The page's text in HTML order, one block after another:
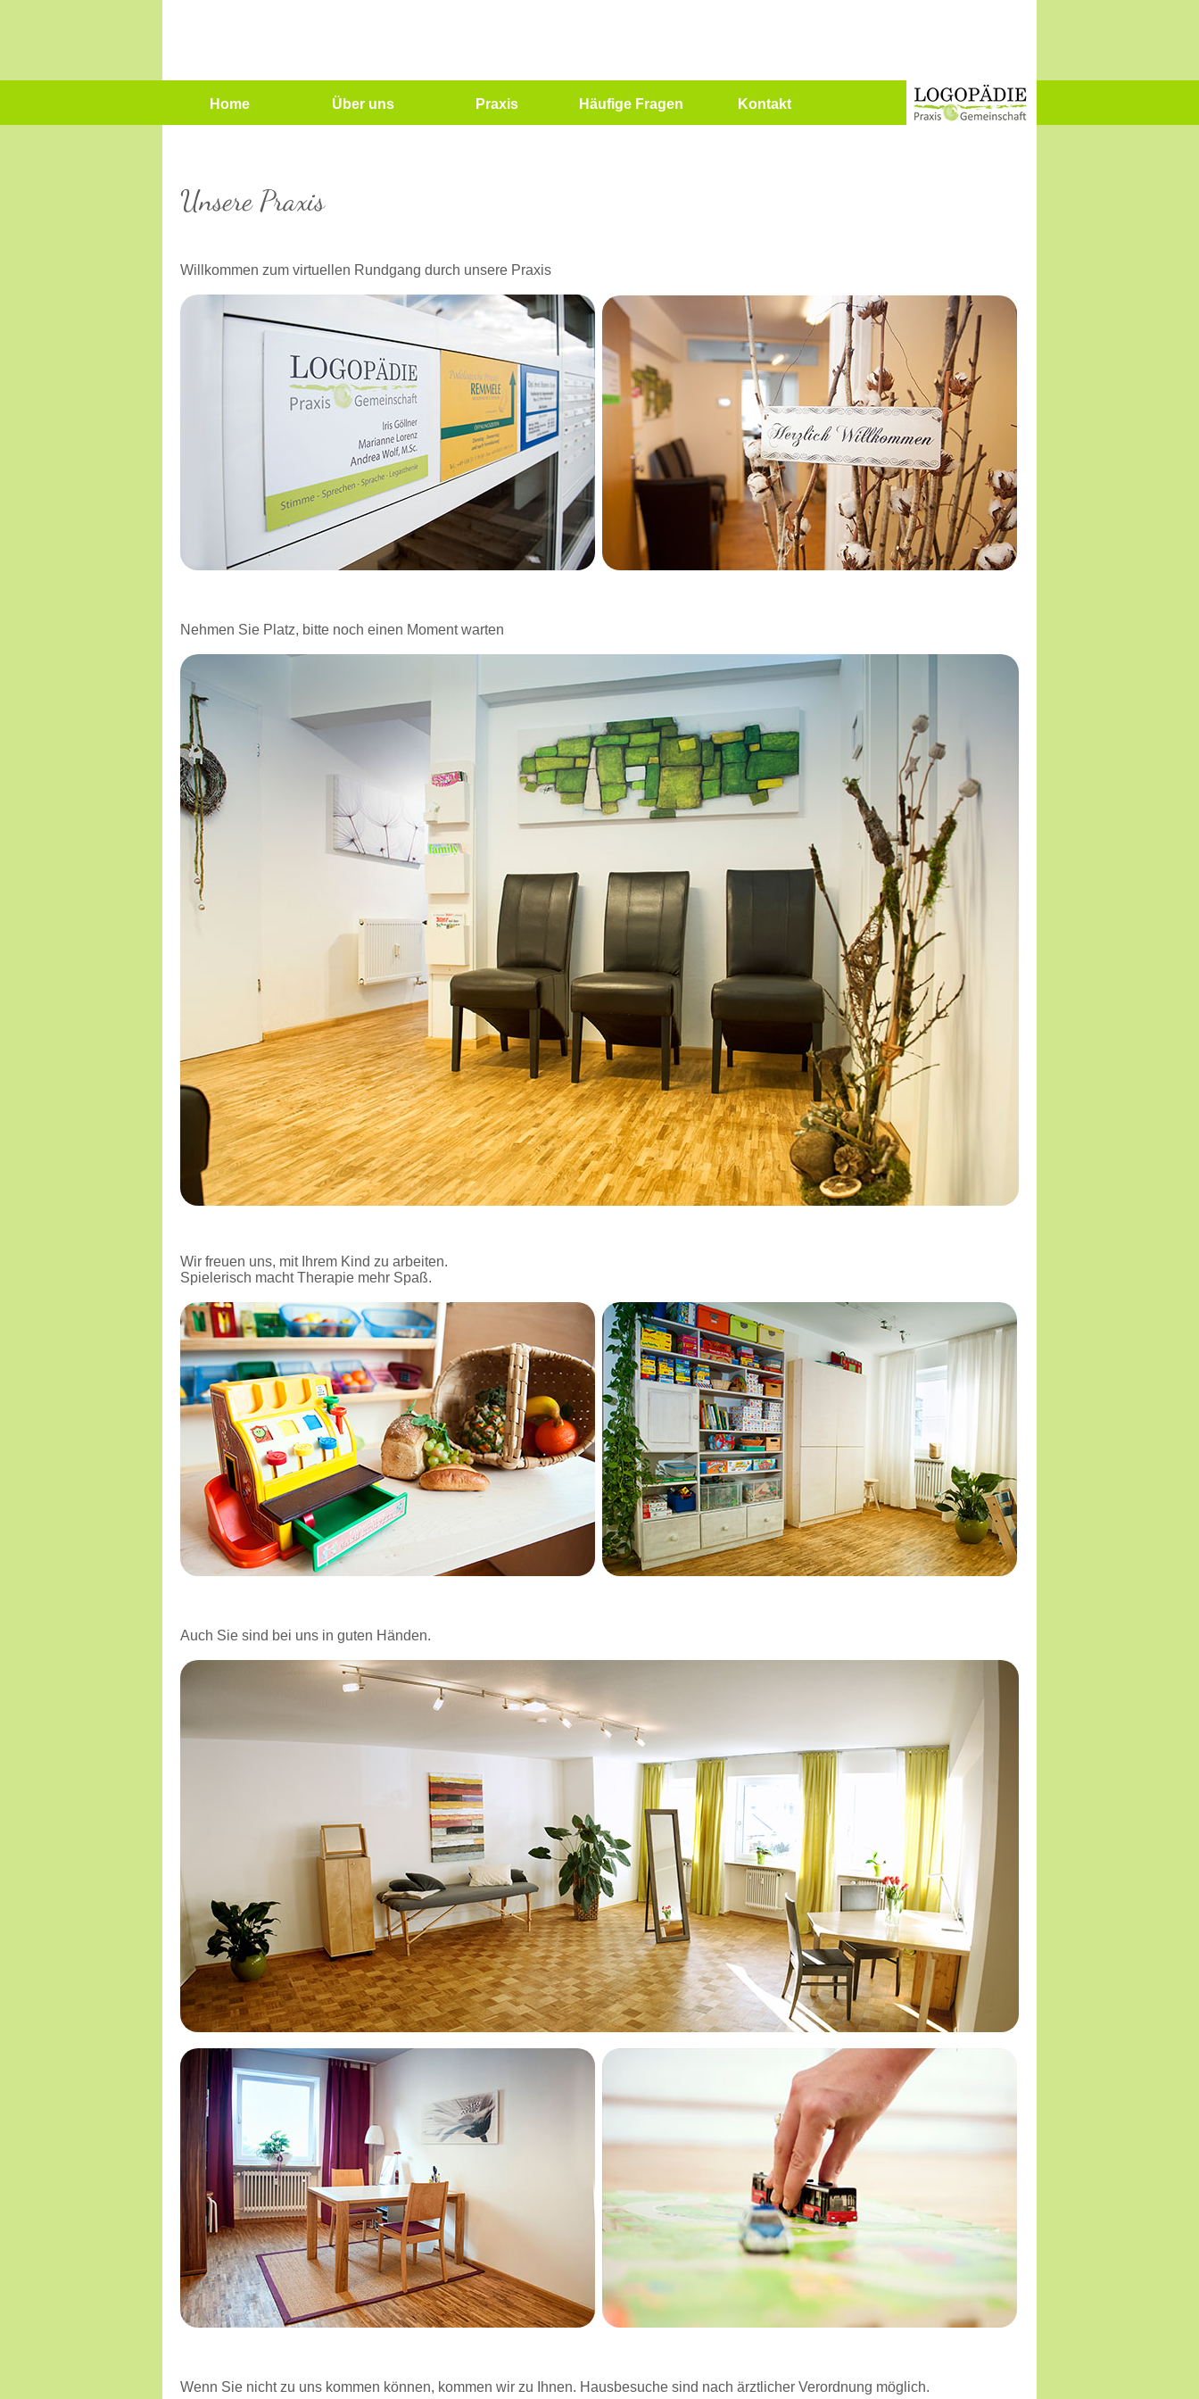
Home Über uns Praxis Häufige Fragen Kontakt
Unsere Praxis
Willkommen zum virtuellen Rundgang durch unsere Praxis
Nehmen Sie Platz, bitte noch einen Moment warten
Wir freuen uns, mit Ihrem Kind zu arbeiten.
Spielerisch macht Therapie mehr Spaß.
Auch Sie sind bei uns in guten Händen.
Wenn Sie nicht zu uns kommen können, kommen wir zu Ihnen. Hausbesuche sind nach ärztlicher Verordnung möglich.